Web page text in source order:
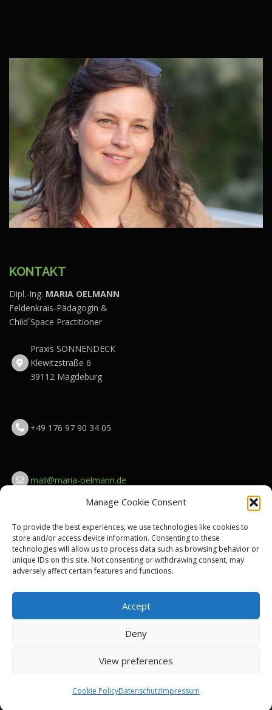
Manage Cookie Consent
To provide the best experiences, we use technologies like cookies to
store and/or access device information. Consenting to these
technologies will allow us to process data such as browsing behavior or
unique IDs on this site. Not consenting or withdrawing consent, may
adversely affect certain features and functions.
Accept
Deny
View preferences
Cookie PolicyDatenschutzImpressum
KONTAKT
Dipl.-Ing. MARIA OELMANN
Feldenkrais-Pädagogin &
Child´Space Practitioner
Praxis SONNENDECK
Klewitzstraße 6
39112 Magdeburg
+49 176 97 90 34 05
mail@maria-oelmann.de
Datenschutz
Cookie Policy (EU)
Copyright © 2026 Maria Oelmann